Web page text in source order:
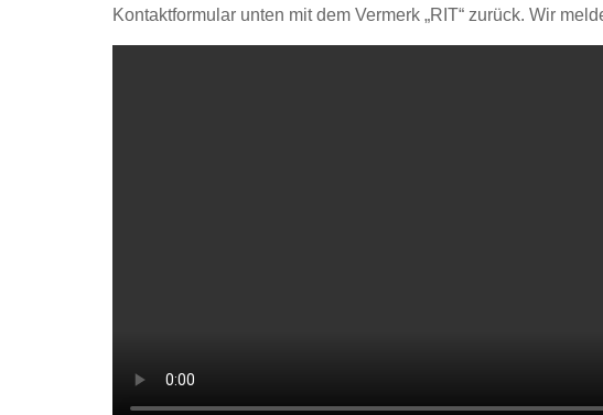
Kontaktformular unten mit dem Vermerk „RIT“ zurück. Wir